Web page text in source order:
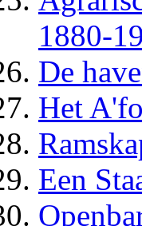
1880-
De
Het
Een